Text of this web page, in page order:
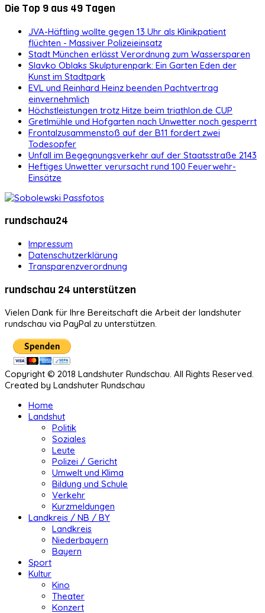
Die Top 9 aus 49 Tagen
JVA-Häftling wollte gegen 13 Uhr als Klinikpatient
flüchten - Massiver Polizeieinsatz
Stadt München erlässt Verordnung zum Wassersparen
Slavko Oblaks Skulpturenpark: Ein Garten Eden der
Kunst im Stadtpark
EVL und Reinhard Heinz beenden Pachtvertrag
einvernehmlich
Höchstleistungen trotz Hitze beim triathlon.de CUP
Gretlmühle und Hofgarten nach Unwetter noch gesperrt
Frontalzusammenstoß auf der B11 fordert zwei
Todesopfer
Unfall im Begegnungsverkehr auf der Staatsstraße 2143
Heftiges Unwetter verursacht rund 100 Feuerwehr-
Einsätze
rundschau24
Impressum
Datenschutzerklärung
Transparenzverordnung
rundschau 24 unterstützen
Vielen Dank für Ihre Bereitschaft die Arbeit der landshuter
rundschau via PayPal zu unterstützen.
Copyright © 2018 Landshuter Rundschau. All Rights Reserved.
Created by Landshuter Rundschau
Home
Landshut
Politik
Soziales
Leute
Polizei / Gericht
Umwelt und Klima
Bildung und Schule
Verkehr
Kurzmeldungen
Landkreis / NB / BY
Landkreis
Niederbayern
Bayern
Sport
Kultur
Kino
Theater
Konzert